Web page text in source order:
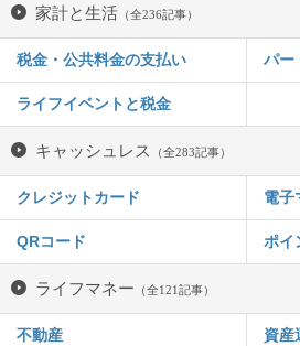
家計と生活 （全236記事）
税金・公共料金の支払い パー
ライフイベントと税金
キャッシュレス （全283記事）
クレジットカード 電子
QRコード ポイ
ライフマネー （全121記事）
不動産 資産